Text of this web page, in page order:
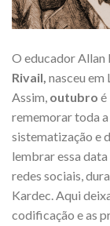
O educador Allan
Rivail, nasceu em
Assim, outubro é
rememorar toda
sistematização e
lembrar essa
redes sociais,
Kardec. Aqui
codificação e as